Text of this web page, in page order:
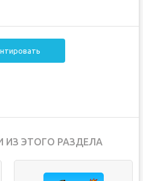
ИЗ ЭТОГО РАЗДЕЛА